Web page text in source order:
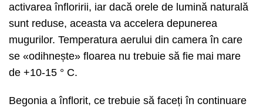
activarea înfloririi, iar dacă orele de lumină naturală
sunt reduse, aceasta va accelera depunerea
mugurilor. Temperatura aerului din camera în care
se «odihnește» floarea nu trebuie să fie mai mare
de +10-15 ° C.
Begonia a înflorit, ce trebuie să faceți în continuare